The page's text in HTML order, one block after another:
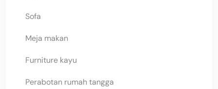
Sofa
Meja makan
Furniture kayu
Perabotan rumah tangga